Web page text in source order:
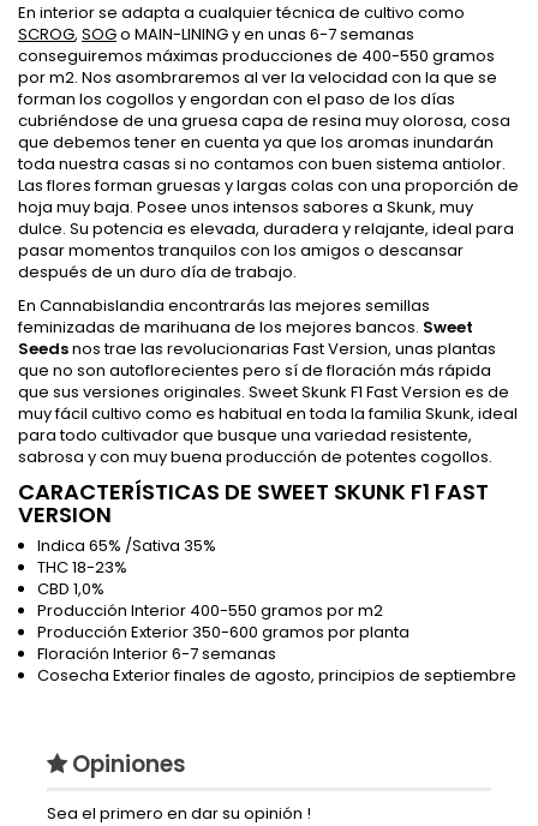
En interior se adapta a cualquier técnica de cultivo como
SCROG, SOGo MAIN-LINING y en unas 6-7 semanas
conseguiremos máximas producciones de 400-550 gramos
por m2. Nos asombraremos al ver la velocidad con la que se
forman los cogollos y engordan con el paso de los días
cubriéndose de una gruesa capa de resina muy olorosa, cosa
que debemos tener en cuenta ya que los aromas inundarán
toda nuestra casas si no contamos con buen sistema antiolor.
Las flores forman gruesas y largas colas con una proporción de
hoja muy baja. Posee unos intensos sabores a Skunk, muy
dulce. Su potencia es elevada, duradera y relajante, ideal para
pasar momentos tranquilos con los amigos o descansar
después de un duro día de trabajo.
En Cannabislandia encontrarás las mejores semillas
feminizadas de marihuana de los mejores bancos. Sweet
Seedsnos trae las revolucionarias Fast Version, unas plantas
que no son autoflorecientes pero sí de floración más rápida
que sus versiones originales. Sweet Skunk F1 Fast Version es de
muy fácil cultivo como es habitual en toda la familia Skunk, ideal
para todo cultivador que busque una variedad resistente,
sabrosa y con muy buena producción de potentes cogollos.
CARACTERÍSTICAS DE SWEET SKUNK F1 FAST
VERSION
Indica 65% /Sativa 35%
THC 18-23%
CBD 1,0%
Producción Interior 400-550 gramos por m2
Producción Exterior 350-600 gramos por planta
Floración Interior 6-7 semanas
Cosecha Exterior finales de agosto, principios de septiembre
Opiniones
Sea el primero en dar su opinión !